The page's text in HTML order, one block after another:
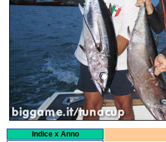
Indice x Anno